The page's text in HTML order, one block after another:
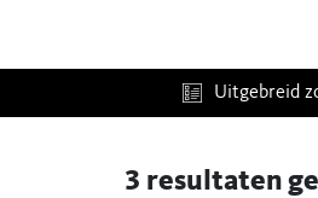
Uitgebreid
3 resultaten